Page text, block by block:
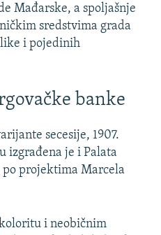
Mađarske, a spoljašnje
sredstvima grada
i pojedinih
banke
secesije, 1907.
izgrađena je i Palata
projektima Marcela
i neobičnim